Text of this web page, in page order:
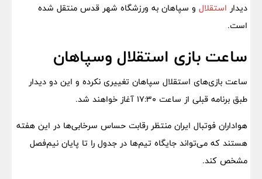
دیدار استقلال و سپاهان به ورزشگاه شهر قدس منتقل شده
است.
ساعت بازی استقلال وسپاهان
ساعت بازی‌های استقلال سپاهان تغییری نکرده و این دو دیدار
طبق برنامه قبلی از ساعت ۱۷:۳۰ آغاز خواهند شد.
هواداران فوتبال ایران منتظر رقابت حساس سرخابی‌ها در این هفته
هستند که می‌تواند جایگاه تیم‌ها در جدول را تا پایان نیم‌فصل
مشخص کند.